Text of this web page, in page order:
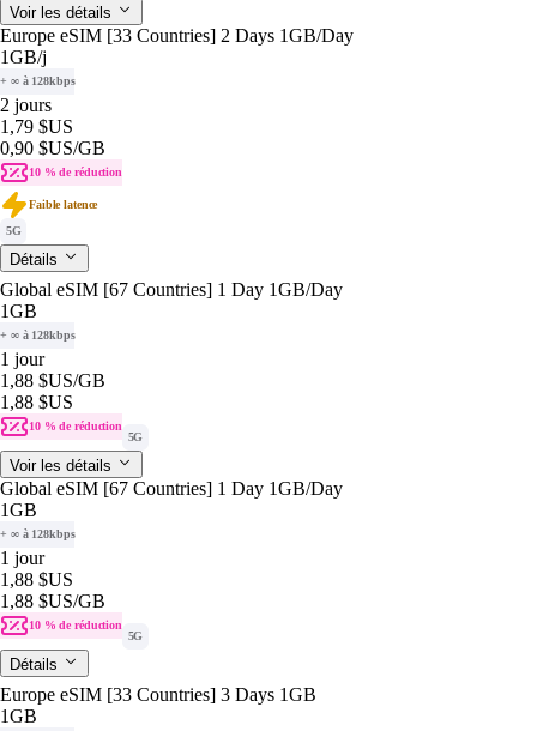
Voir les détails
Europe eSIM [33 Countries] 2 Days 1GB/Day
1GB/j
+ ∞ à 128kbps
2 jours
1,79 $US
0,90 $US/GB
10 % de réduction
Faible latence
5G
Détails
Global eSIM [67 Countries] 1 Day 1GB/Day
1GB
+ ∞ à 128kbps
1 jour
1,88 $US/GB
1,88 $US
10 % de réduction
5G
Voir les détails
Global eSIM [67 Countries] 1 Day 1GB/Day
1GB
+ ∞ à 128kbps
1 jour
1,88 $US
1,88 $US/GB
10 % de réduction
5G
Détails
Europe eSIM [33 Countries] 3 Days 1GB
1GB